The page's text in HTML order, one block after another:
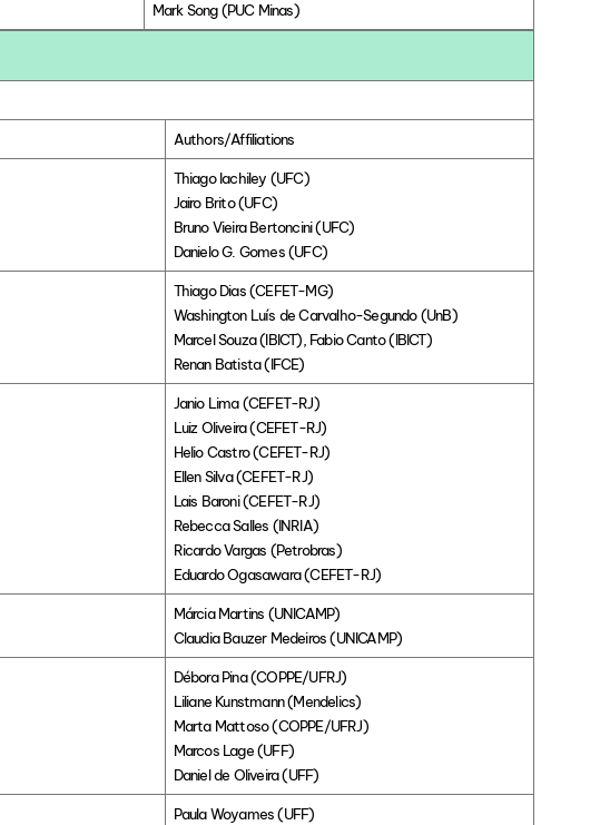
Mark Song (PUC Minas)
Authors/Affiliations
Thiago Iachiley (UFC)
Jairo Brito (UFC)
Bruno Vieira Bertoncini (UFC)
Danielo G. Gomes (UFC)
Thiago Dias (CEFET-MG)
Washington Luís de Carvalho-Segundo (UnB)
Marcel Souza (IBICT), Fabio Canto (IBICT)
Renan Batista (IFCE)
Janio Lima (CEFET-RJ)
Luiz Oliveira (CEFET-RJ)
Helio Castro (CEFET-RJ)
Ellen Silva (CEFET-RJ)
Lais Baroni (CEFET-RJ)
Rebecca Salles (INRIA)
Ricardo Vargas (Petrobras)
Eduardo Ogasawara (CEFET-RJ)
Márcia Martins (UNICAMP)
Claudia Bauzer Medeiros (UNICAMP)
Débora Pina (COPPE/UFRJ)
Liliane Kunstmann (Mendelics)
Marta Mattoso (COPPE/UFRJ)
Marcos Lage (UFF)
Daniel de Oliveira (UFF)
Paula Woyames (UFF)